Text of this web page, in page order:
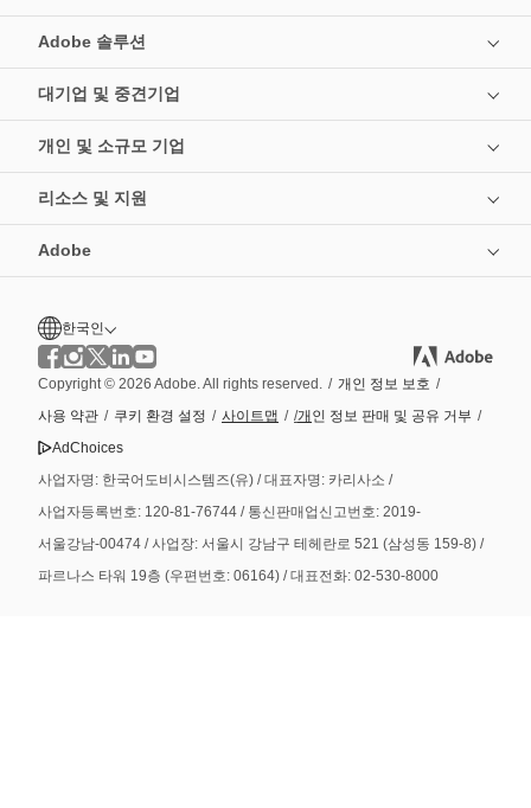
Adobe 솔루션
대기업 및 중견기업
개인 및 소규모 기업
리소스 및 지원
Adobe
한국인
Copyright © 2026 Adobe. All rights reserved. / 개인 정보 보호 /
사용 약관 / 쿠키 환경 설정 / 사이트맵 / /개인 정보 판매 및 공유 거부 /
AdChoices
사업자명: 한국어도비시스템즈(유) / 대표자명: 카리사소 /
사업자등록번호: 120-81-76744 / 통신판매업신고번호: 2019-
서울강남-00474 / 사업장: 서울시 강남구 테헤란로 521 (삼성동 159-8) /
파르나스 타워 19층 (우편번호: 06164) / 대표전화: 02-530-8000